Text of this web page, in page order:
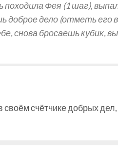
походила Фея (1 шаг),
дело (отметь его
снова бросаешь
счётчике добрых